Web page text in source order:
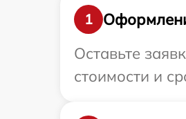
1
Оставьте
стоимости и